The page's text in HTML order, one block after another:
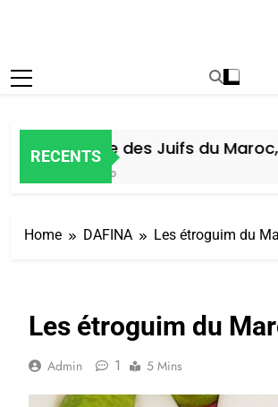
RECENTS
Histoire des Juifs du Maroc,
Home DAFINA Les étroguim du
Les étroguim du
Admin 1 5 Mins